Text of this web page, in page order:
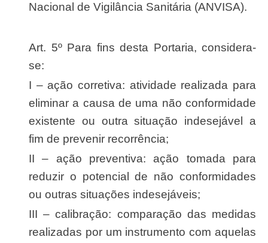
Nacional de Vigilância Sanitária (ANVISA).
Art. 5º Para fins desta Portaria, considera-
se:
I – ação corretiva: atividade realizada para
eliminar a causa de uma não conformidade
existente ou outra situação indesejável a
fim de prevenir recorrência;
II – ação preventiva: ação tomada para
reduzir o potencial de não conformidades
ou outras situações indesejáveis;
III – calibração: comparação das medidas
realizadas por um instrumento com aquelas